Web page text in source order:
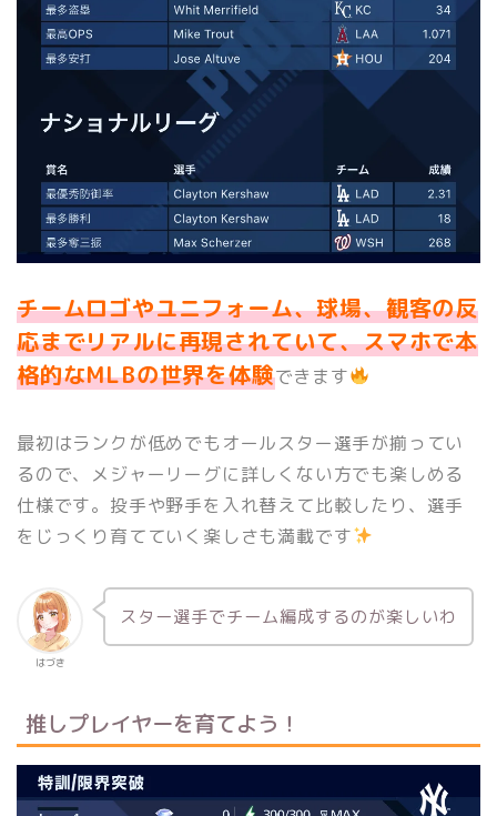
チームロゴやユニフォーム、球場、観客の反
応までリアルに再現されていて、スマホで本
格的なMLBの世界を体験できます
最初はランクが低めでもオールスター選手が揃ってい
るので、メジャーリーグに詳しくない方でも楽しめる
仕様です。投手や野手を入れ替えて比較したり、選手
をじっくり育てていく楽しさも満載です
はづき
スター選手でチーム編成するのが楽しいわ
推しプレイヤーを育てよう！